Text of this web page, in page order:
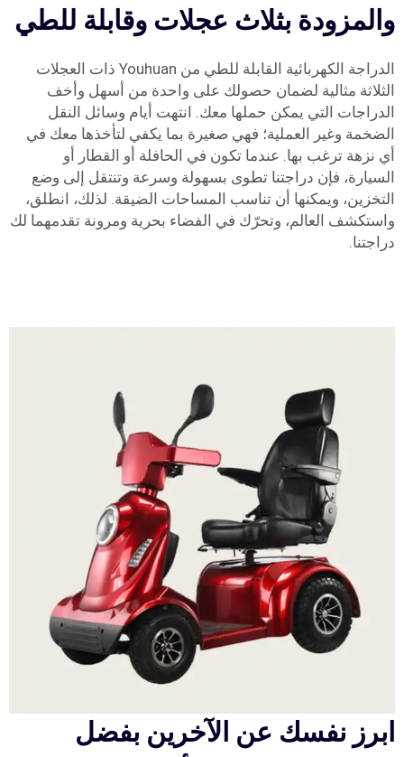
والمزودة بثلاث عجلات وقابلة للطي
الدراجة الكهربائية القابلة للطي من Youhuan ذات العجلات
الثلاثة مثالية لضمان حصولك على واحدة من أسهل وأخف
الدراجات التي يمكن حملها معك. انتهت أيام وسائل النقل
الضخمة وغير العملية؛ فهي صغيرة بما يكفي لتأخذها معك في
أي نزهة ترغب بها. عندما تكون في الحافلة أو القطار أو
السيارة، فإن دراجتنا تطوى بسهولة وسرعة وتنتقل إلى وضع
التخزين، ويمكنها أن تناسب المساحات الضيقة. لذلك، انطلق،
واستكشف العالم، وتحرّك في الفضاء بحرية ومرونة تقدمهما لك
دراجتنا.
ابرز نفسك عن الآخرين بفضل